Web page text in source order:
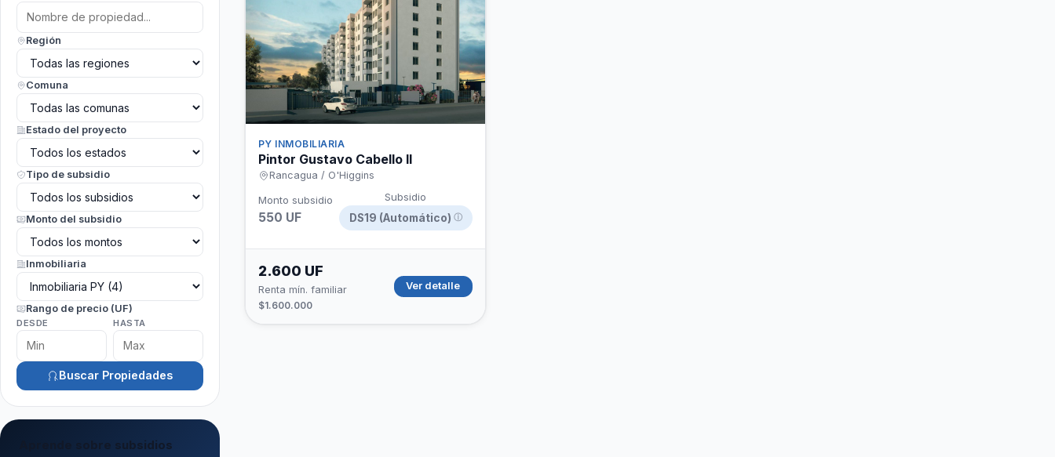
hipotecario
Región
Comuna
Estado del proyecto
Tipo de subsidio
Monto del subsidio
Inmobiliaria
Rango de precio (UF)
DESDE HASTA
Buscar Propiedades
Aprende sobre subsidios
PY INMOBILIARIA
Pintor Gustavo Cabello II
Rancagua / O'Higgins
Monto subsidio
550 UF
Subsidio
DS19 (Automático) ⓘ
2.600 UF
Renta mín. familiar
$1.600.000
Ver detalle